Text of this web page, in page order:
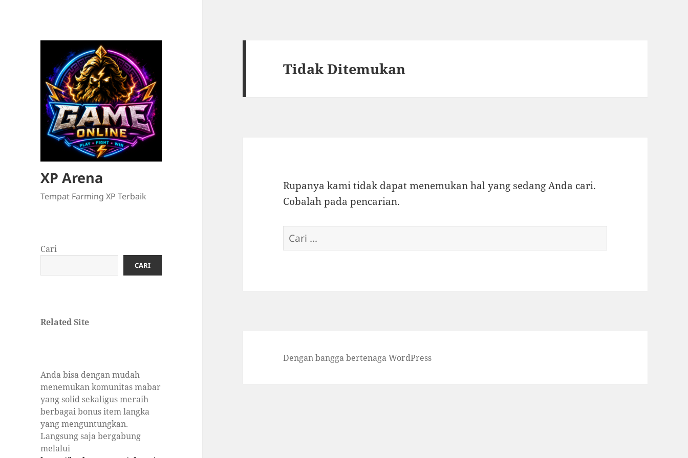
XP Arena
Tempat Farming XP Terbaik
Cari
CARI
Related Site
Anda bisa dengan mudah
menemukan komunitas mabar
yang solid sekaligus meraih
berbagai bonus item langka
yang menguntungkan.
Langsung saja bergabung
melalui
Tidak Ditemukan
Rupanya kami tidak dapat menemukan hal yang sedang Anda cari.
Cobalah pada pencarian.
Cari
untuk:
Dengan bangga bertenaga WordPress